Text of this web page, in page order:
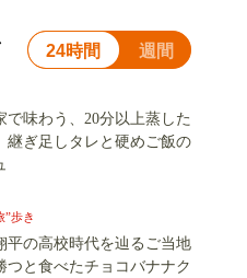
24時間 週間
で味わう、20分以上蒸した
継ぎ足しタレと硬めご飯の
”歩き
平の高校時代を辿るご当地
つと食べたチョコバナナク